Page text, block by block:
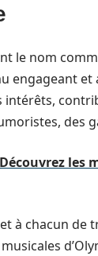
le nom
engageant et
des
Découvrez les
à chacun de